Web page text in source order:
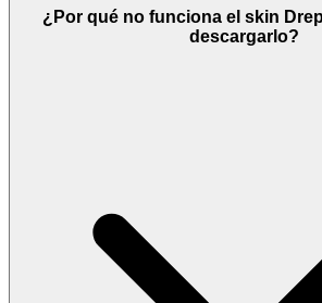
¿Por qué no funciona el skin
descargarlo?